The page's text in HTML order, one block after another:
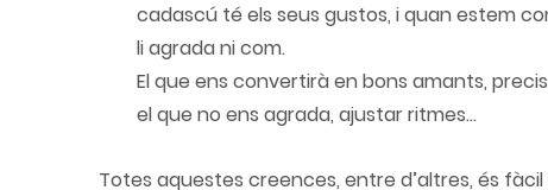
cadascú té els seus gustos, i quan estem
li agrada ni com.
El que ens convertirà en bons amants,
el que no ens agrada, ajustar ritmes...
Totes aquestes creences, entre d’altres, és